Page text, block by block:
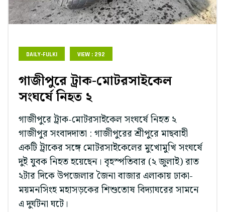
DAILY-FULKI VIEW : 292
গাজীপুরে ট্রাক-মোটরসাইকেল
সংঘর্ষে নিহত ২
গাজীপুরে ট্রাক-মোটরসাইকেল সংঘর্ষে নিহত ২
গাজীপুর সংবাদদাতা : গাজীপুরের শ্রীপুরে মাছবাহী
একটি ট্রাকের সঙ্গে মোটরসাইকেলের মুখোমুখি সংঘর্ষে
দুই যুবক নিহত হয়েছেন। বৃহস্পতিবার (২ জুলাই) রাত
২টার দিকে উপজেলার জৈনা বাজার এলাকায় ঢাকা-
ময়মনসিংহ মহাসড়কের শিশুতোষ বিদ্যাঘরের সামনে
এ দুর্ঘটনা ঘটে।